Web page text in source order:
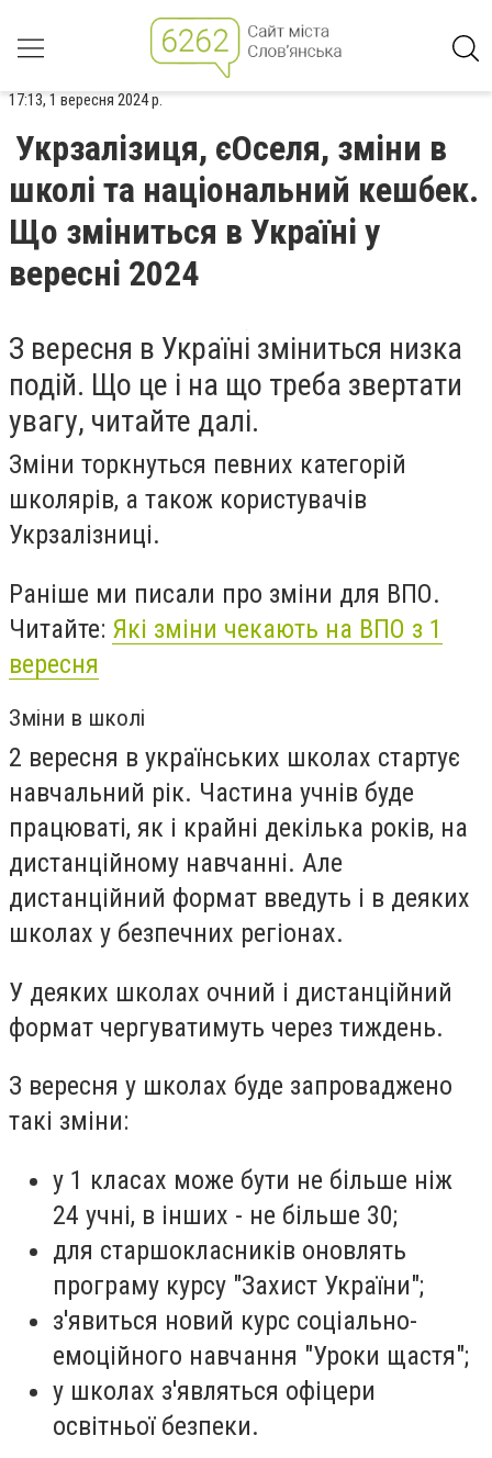
17:13, 1 вересня 2024 р.
Укрзалізиця, єОселя, зміни в
школі та національний кешбек.
Що зміниться в Україні у
вересні 2024
З вересня в Україні зміниться низка
подій. Що це і на що треба звертати
увагу, читайте далі.
Зміни торкнуться певних категорій
школярів, а також користувачів
Укрзалізниці.
Раніше ми писали про зміни для ВПО.
Читайте: Які зміни чекають на ВПО з 1
вересня
Зміни в школі
2 вересня в українських школах стартує
навчальний рік. Частина учнів буде
працюваті, як і крайні декілька років, на
дистанційному навчанні. Але
дистанційний формат введуть і в деяких
школах у безпечних регіонах.
У деяких школах очний і дистанційний
формат чергуватимуть через тиждень.
З вересня у школах буде запроваджено
такі зміни:
у 1 класах може бути не більше ніж
24 учні, в інших - не більше 30;
для старшокласників оновлять
програму курсу "Захист України";
з'явиться новий курс соціально-
емоційного навчання "Уроки щастя";
у школах з'являться офіцери
освітньої безпеки.